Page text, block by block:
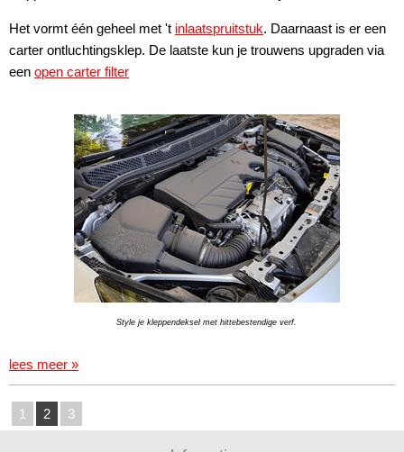
Het vormt één geheel met 't inlaatspruitstuk. Daarnaast is er een
carter ontluchtingsklep. De laatste kun je trouwens upgraden via
een open carter filter
Style je kleppendeksel met hittebestendige verf.
lees meer »
1 2 3